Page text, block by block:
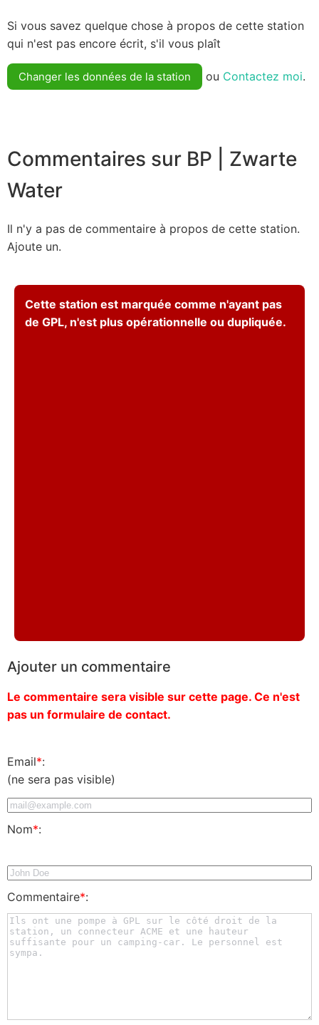
Si vous savez quelque chose à propos de cette station
qui n'est pas encore écrit, s'il vous plaît
Changer les données de la station ou Contactez moi.
Commentaires sur BP | Zwarte
Water
Il n'y a pas de commentaire à propos de cette station.
Ajoute un.
Cette station est marquée comme n'ayant pas
de GPL, n'est plus opérationnelle ou dupliquée.
Ajouter un commentaire
Le commentaire sera visible sur cette page. Ce n'est
pas un formulaire de contact.
Email*:
(ne sera pas visible)
Nom*:
Commentaire*: